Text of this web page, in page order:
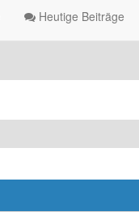
Heutige Beiträge